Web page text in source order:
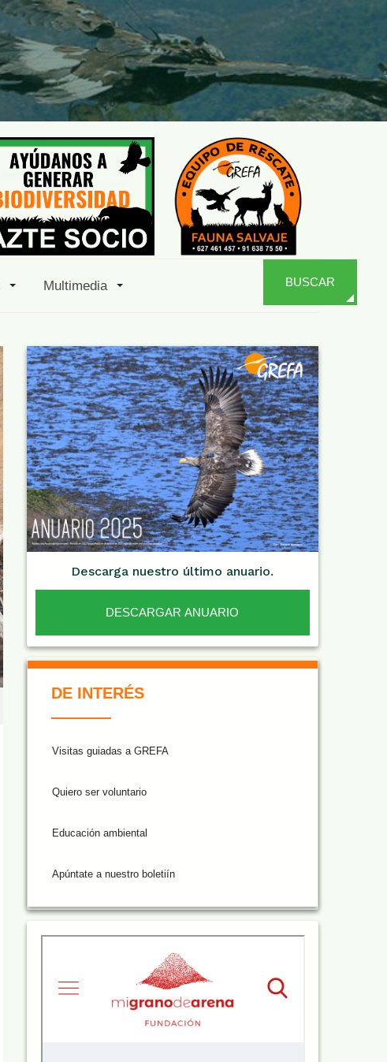
Multimedia BUSCAR
Descarga nuestro último anuario.
DESCARGAR ANUARIO
DE INTERÉS
Visitas guiadas a GREFA
Quiero ser voluntario
Educación ambiental
Apúntate a nuestro boletiín